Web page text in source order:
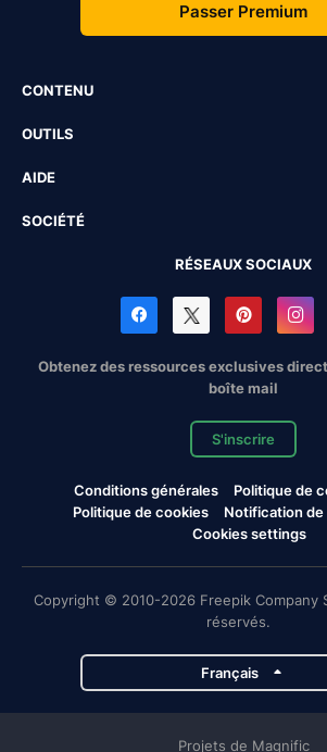
Passer Premium
CONTENU
OUTILS
AIDE
SOCIÉTÉ
RÉSEAUX SOCIAUX
Obtenez des ressources exclusives
boîte mail
S'inscrire
Conditions générales
Politique de
Politique de cookies
Notification
Cookies settings
Copyright © 2010-2026 Freepik Company
réservés.
Français
Projets de Magnific